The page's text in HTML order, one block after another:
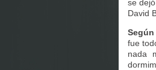
se
David
fue
nada